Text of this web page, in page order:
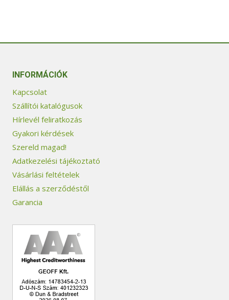
INFORMÁCIÓK
Kapcsolat
Szállítói katalógusok
Hírlevél feliratkozás
Gyakori kérdések
Szereld magad!
Adatkezelési tájékoztató
Vásárlási feltételek
Elállás a szerződéstől
Garancia